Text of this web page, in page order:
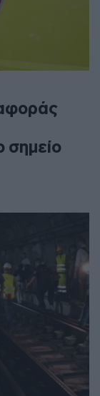
σημείο